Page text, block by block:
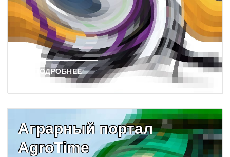
ПОДРОБНЕЕ
Аграрный портал
AgroTime